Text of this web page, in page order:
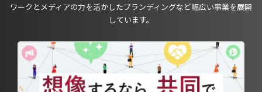
ワークとメディアの力を活かしたブランディングなど幅広い事業を展開
しています。